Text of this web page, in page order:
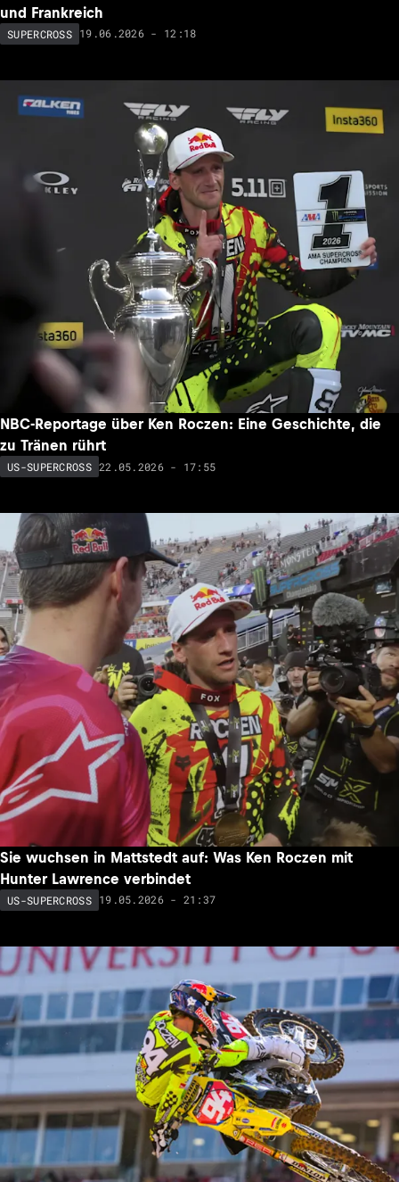
und Frankreich
SUPERCROSS 19.06.2026 - 12:18
NBC-Reportage über Ken Roczen: Eine Geschichte, die
zu Tränen rührt
US-SUPERCROSS 22.05.2026 - 17:55
Sie wuchsen in Mattstedt auf: Was Ken Roczen mit
Hunter Lawrence verbindet
US-SUPERCROSS 19.05.2026 - 21:37